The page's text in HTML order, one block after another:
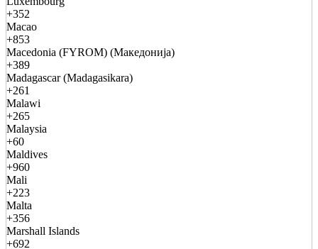
+352
Macao
+853
Macedonia (FYROM) (Македонија)
+389
Madagascar (Madagasikara)
+261
Malawi
+265
Malaysia
+60
Maldives
+960
Mali
+223
Malta
+356
Marshall Islands
+692